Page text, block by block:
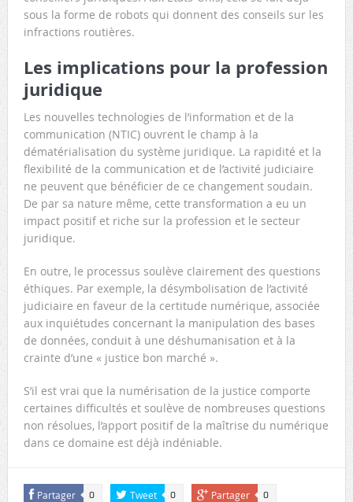
sous la forme de robots qui donnent des conseils sur les
infractions routières.
Les implications pour la profession
juridique
Les nouvelles technologies de l’information et de la
communication (NTIC) ouvrent le champ à la
dématérialisation du système juridique. La rapidité et la
flexibilité de la communication et de l’activité judiciaire
ne peuvent que bénéficier de ce changement soudain.
De par sa nature même, cette transformation a eu un
impact positif et riche sur la profession et le secteur
juridique.
En outre, le processus soulève clairement des questions
éthiques. Par exemple, la désymbolisation de l’activité
judiciaire en faveur de la certitude numérique, associée
aux inquiétudes concernant la manipulation des bases
de données, conduit à une déshumanisation et à la
crainte d’une « justice bon marché ».
S’il est vrai que la numérisation de la justice comporte
certaines difficultés et soulève de nombreuses questions
non résolues, l’apport positif de la maîtrise du numérique
dans ce domaine est déjà indéniable.
Partager 0 Tweet 0 Partager 0